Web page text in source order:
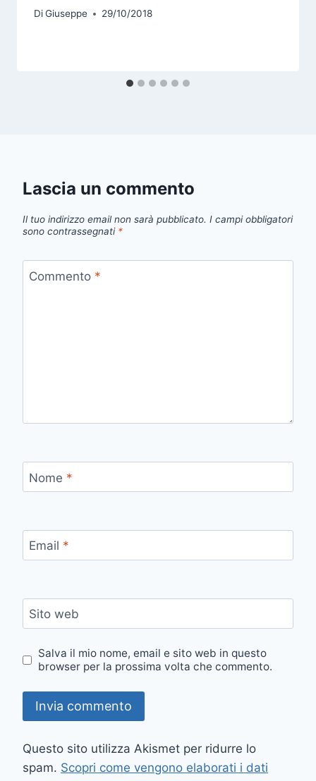
DiGiuseppe 29/10/2018
Lascia un commento
Il tuo indirizzo email non sarà pubblicato. I campi obbligatori
sono contrassegnati *
Commento *
Nome *
Email *
Sito web
Salva il mio nome, email e sito web in questo
browser per la prossima volta che commento.
Questo sito utilizza Akismet per ridurre lo
spam. Scopri come vengono elaborati i dati